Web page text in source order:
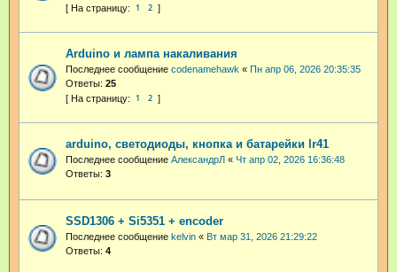
1 2
Arduino и лампа накаливания
Последнее сообщение codenamehawk « Пн апр 06, 2026 20:35:35
Ответы: 25
1 2
arduino, светодиоды, кнопка и батарейки lr41
Последнее сообщение АлександрЛ « Чт апр 02, 2026 16:36:48
Ответы: 3
SSD1306 + Si5351 + encoder
Последнее сообщение kelvin « Вт мар 31, 2026 21:29:22
Ответы: 4